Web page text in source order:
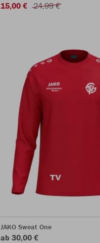
15,00 € 24,99 €
JAKO Sweat One
ab 30,00 €